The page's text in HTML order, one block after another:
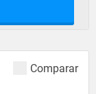
Comparar